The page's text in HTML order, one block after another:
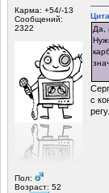
Карма: +54/-13
Сообщений:
2322
Пол:
Возраст: 52
Да,
с